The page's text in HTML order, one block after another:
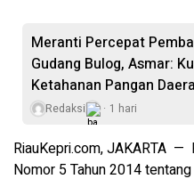
Meranti Percepat
Gudang Bulog, Asmar:
Ketahanan Pangan
Redaksi 1 hari
RiauKepri.com, JAKARTA —
Nomor 5 Tahun 2014